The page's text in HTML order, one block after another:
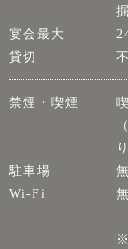
宴会最大
貸切
禁煙・喫煙
駐車場
無
Wi-Fi
無